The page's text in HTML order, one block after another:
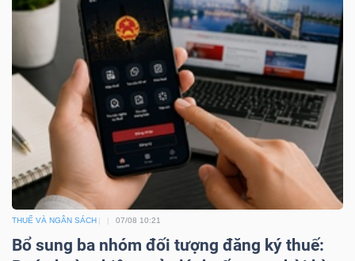
THUẾ VÀ NGÂN SÁCH 07/08 10:21
Bổ sung ba nhóm đối tượng đăng ký thuế:
CHÍNH
CÔNG
NGHỆ
THÔNG